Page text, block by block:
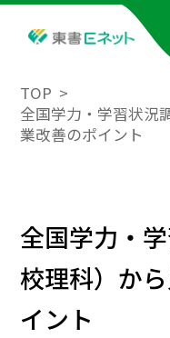
TOP
全国学力・学習状況
業改善のポイント
全国学力・
校理科）か
イント